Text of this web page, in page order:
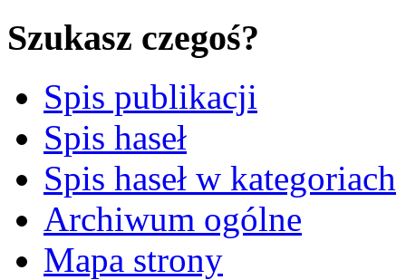
Szukasz czegoś?
Spis publikacji
Spis haseł
Spis haseł w kategoriach
Archiwum ogólne
Mapa strony